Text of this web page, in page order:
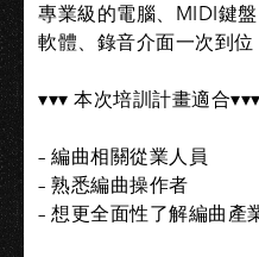
專業級的電腦、MIDI鍵盤
軟體、錄音介面一次到位
▾▾▾ 本次培訓計畫適合▾▾▾
– 編曲相關從業人員
– 熟悉編曲操作者
– 想更全面性了解編曲產